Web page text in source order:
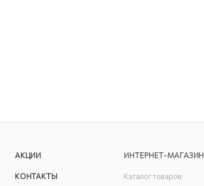
АКЦИИ
КОНТАКТЫ
ИНТЕРНЕТ-МАГАЗИН
Каталог товаров